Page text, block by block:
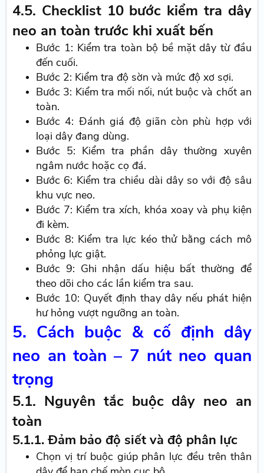
4.5. Checklist 10 bước kiểm tra dây
neo an toàn trước khi xuất bến
Bước 1: Kiểm tra toàn bộ bề mặt dây từ đầu
đến cuối.
Bước 2: Kiểm tra độ sờn và mức độ xơ sợi.
Bước 3: Kiểm tra mối nối, nút buộc và chốt an
toàn.
Bước 4: Đánh giá độ giãn còn phù hợp với
loại dây đang dùng.
Bước 5: Kiểm tra phần dây thường xuyên
ngâm nước hoặc cọ đá.
Bước 6: Kiểm tra chiều dài dây so với độ sâu
khu vực neo.
Bước 7: Kiểm tra xích, khóa xoay và phụ kiện
đi kèm.
Bước 8: Kiểm tra lực kéo thử bằng cách mô
phỏng lực giật.
Bước 9: Ghi nhận dấu hiệu bất thường để
theo dõi cho các lần kiểm tra sau.
Bước 10: Quyết định thay dây nếu phát hiện
hư hỏng vượt ngưỡng an toàn.
5. Cách buộc & cố định dây
neo an toàn – 7 nút neo quan
trọng
5.1. Nguyên tắc buộc dây neo an
toàn
5.1.1. Đảm bảo độ siết và độ phân lực
Chọn vị trí buộc giúp phân lực đều trên thân